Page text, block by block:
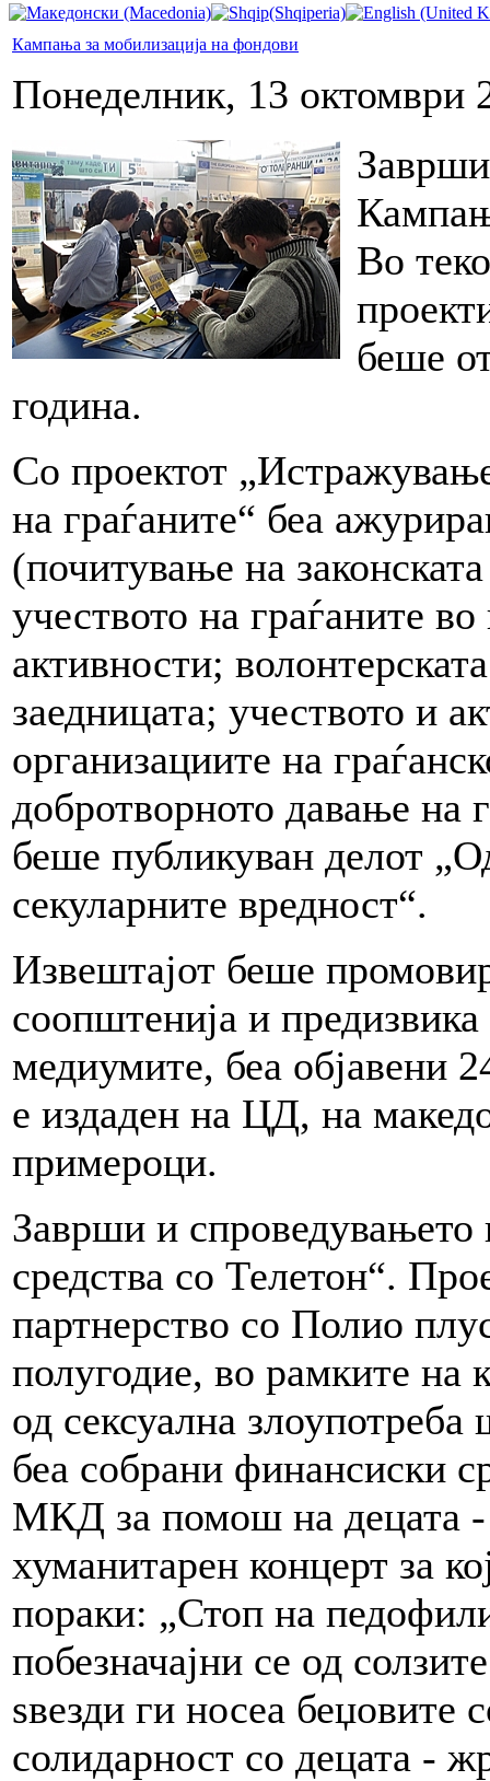
Кампања за мобилизација на фондови
Понеделник, 13 октомври
Во
беше
година.
Со проектот
на граѓаните“ беа
(почитување на
учеството на граѓаните
активности;
заедницата; учеството и
организациите на
добротворното давање на
беше публикуван делот
секуларните вредност“.
Извештајот беше
соопштенија и
медиумите, беа објавени
е издаден на ЦД, на
примероци.
Заврши и
средства со Телетон“.
партнерство со Полио
полугодие, во рамките на
од сексуална
беа собрани финансиски
МКД за помош на децата -
хуманитарен концерт за
пораки: „Стоп на
побезначајни се од
ѕвезди ги носеа беџовите
солидарност со децата -